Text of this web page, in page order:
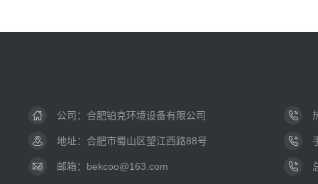
公司： 合肥铂克环境设备有限公司
地址：合肥市蜀山区望江西路88号
邮箱：bekcoo@163.com